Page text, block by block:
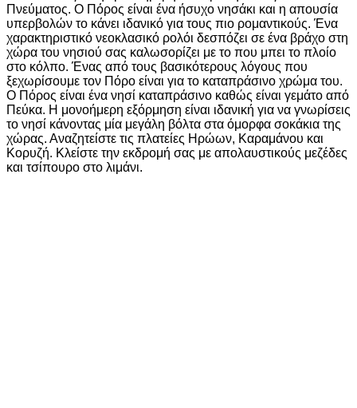
Πνεύματος. Ο Πόρος είναι ένα ήσυχο νησάκι και η απουσία
υπερβολών το κάνει ιδανικό για τους πιο ρομαντικούς. Ένα
χαρακτηριστικό νεοκλασικό ρολόι δεσπόζει σε ένα βράχο στη
χώρα του νησιού σας καλωσορίζει με το που μπει το πλοίο
στο κόλπο. Ένας από τους βασικότερους λόγους που
ξεχωρίσουμε τον Πόρο είναι για το καταπράσινο χρώμα του.
Ο Πόρος είναι ένα νησί καταπράσινο καθώς είναι γεμάτο από
Πεύκα. Η μονοήμερη εξόρμηση είναι ιδανική για να γνωρίσεις
το νησί κάνοντας μία μεγάλη βόλτα στα όμορφα σοκάκια της
χώρας. Αναζητείστε τις πλατείες Ηρώων, Καραμάνου και
Κορυζή. Κλείστε την εκδρομή σας με απολαυστικούς μεζέδες
και τσίπουρο στο λιμάνι.